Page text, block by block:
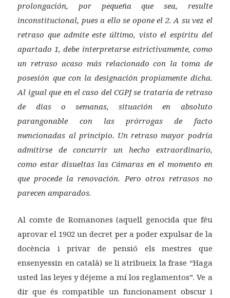
prolongación, por pequeña que sea, resulte
inconstitucional, pues a ello se opone el 2. A su vez el
retraso que admite este último, visto el espíritu del
apartado 1, debe interpretarse estrictivamente, como
un retraso acaso más relacionado con la toma de
posesión que con la designación propiamente dicha.
Al igual que en el caso del CGPJ se trataría de retraso
de días o semanas, situación en absoluto
parangonable con las prórrogas de facto
mencionadas al principio. Un retraso mayor podría
admitirse de concurrir un hecho extraordinario,
como estar disueltas las Cámaras en el momento en
que procede la renovación. Pero otros retrasos no
parecen amparados.
Al comte de Romanones (aquell genocida que féu
aprovar el 1902 un decret per a poder expulsar de la
docència i privar de pensió els mestres que
ensenyessin en català) se li atribueix la frase “Haga
usted las leyes y déjeme a mí los reglamentos”. Ve a
dir que és compatible un funcionament obscur i